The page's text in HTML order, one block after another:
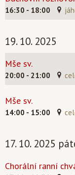
16:30 - 18:00
19. 10. 2025
Mše sv.
20:00 - 21:00
Mše sv.
14:00 - 15:00
17. 10. 2025
Chorální ranní